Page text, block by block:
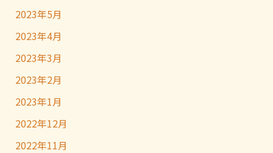
2023年5月
2023年4月
2023年3月
2023年2月
2023年1月
2022年12月
2022年11月